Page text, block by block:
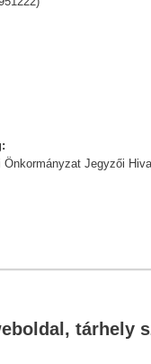
Jegyzői
tárhely